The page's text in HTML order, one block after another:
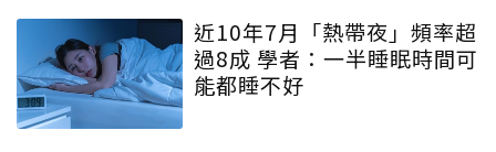
近10年7月「熱帶夜」頻率超
過8成 學者：一半睡眠時間可
能都睡不好